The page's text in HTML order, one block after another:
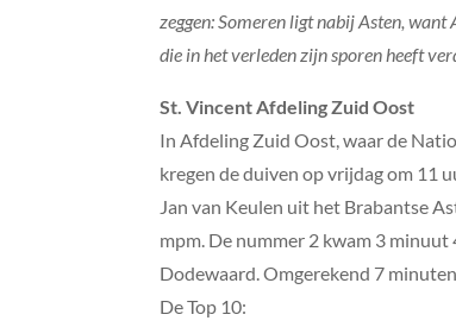
zeggen: Someren ligt nabij Asten, want
die in het verleden zijn sporen heeft
St. Vincent Afdeling Zuid Oost
In Afdeling Zuid Oost, waar de
kregen de duiven op vrijdag om 11
Jan van Keulen uit het Brabantse
mpm. De nummer 2 kwam 3
Dodewaard. Omgerekend 7
De Top 10: